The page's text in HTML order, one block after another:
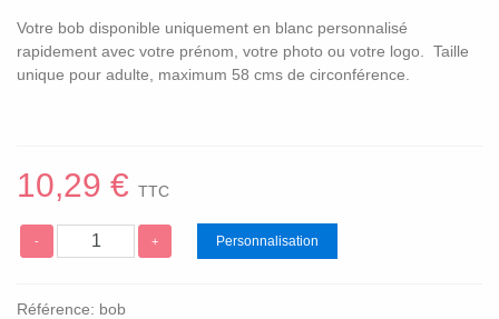
Votre bob disponible uniquement en blanc personnalisé
rapidement avec votre prénom, votre photo ou votre logo. Taille
unique pour adulte, maximum 58 cms de circonférence.
10,29 € TTC
- + Personnalisation
Référence: bob